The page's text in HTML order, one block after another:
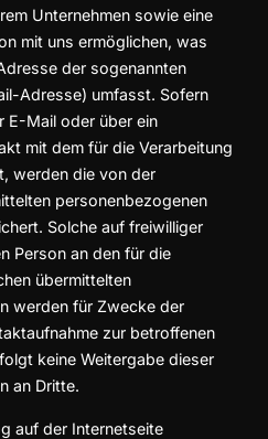
Unternehmen sowie eine
mit uns ermöglichen, was
der sogenannten
Adresse) umfasst. Sofern
E-Mail oder über ein
mit dem für die Verarbeitung
werden die von der
personenbezogenen
Solche auf freiwilliger
Person an den für die
übermittelten
werden für Zwecke der
zur betroffenen
keine Weitergabe dieser
an Dritte.
auf der Internetseite